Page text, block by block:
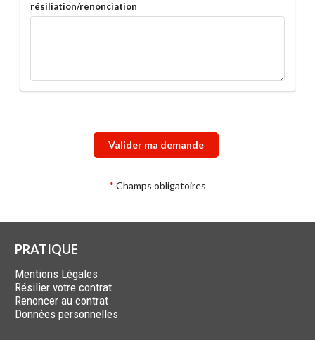
résiliation/renonciation
Valider ma demande
Champs obligatoires
PRATIQUE
Mentions Légales
Résilier votre contrat
Renoncer au contrat
Données personnelles